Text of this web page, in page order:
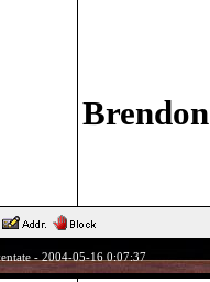
Brendon
- 2004-05-16 0:07:37